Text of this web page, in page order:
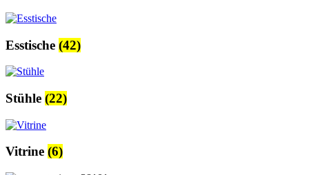
Esstische (42)
Stühle (22)
Vitrine (6)